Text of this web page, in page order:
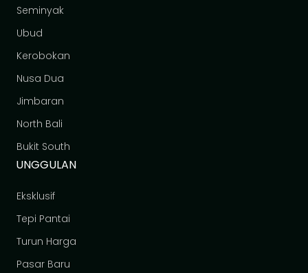
Seminyak
Ubud
Kerobokan
Nusa Dua
Jimbaran
North Bali
Bukit South
UNGGULAN
Eksklusif
Tepi Pantai
Turun Harga
Pasar Baru